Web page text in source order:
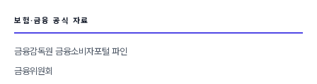
보험·금융 공식 자료
금융감독원 금융소비자포털 파인
금융위원회